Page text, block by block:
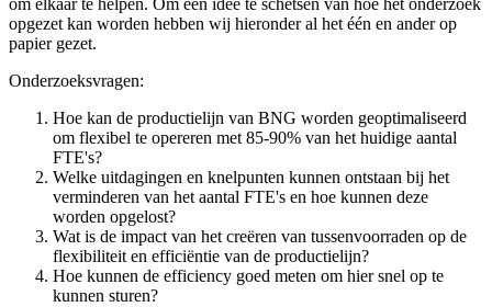
om elkaar te helpen. Om een idee te schetsen van hoe het onderzoek
opgezet kan worden hebben wij hieronder al het één en ander op
papier gezet.
Onderzoeksvragen:
Hoe kan de productielijn van BNG worden geoptimaliseerd
om flexibel te opereren met 85-90% van het huidige aantal
FTE's?
Welke uitdagingen en knelpunten kunnen ontstaan bij het
verminderen van het aantal FTE's en hoe kunnen deze
worden opgelost?
Wat is de impact van het creëren van tussenvoorraden op de
flexibiliteit en efficiëntie van de productielijn?
Hoe kunnen de efficiency goed meten om hier snel op te
kunnen sturen?